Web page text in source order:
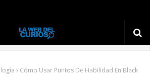
Cómo Usar Puntos De Habilidad En Black